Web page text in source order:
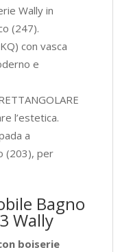
Wally in
(247).
con vasca
e
l’estetica.
a
(203), per
Bagno
Wally
boiserie